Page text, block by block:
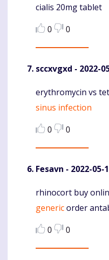
cialis 20mg tablet
0
0
sccxvgxd - 2022-
Komentaras
erythromycin vs
sinus infection
0
0
Fesavn - 2022-05-
Komentaras
rhinocort buy
genericorder
0
0